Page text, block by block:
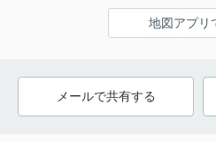
地図アプリ
メールで共有する